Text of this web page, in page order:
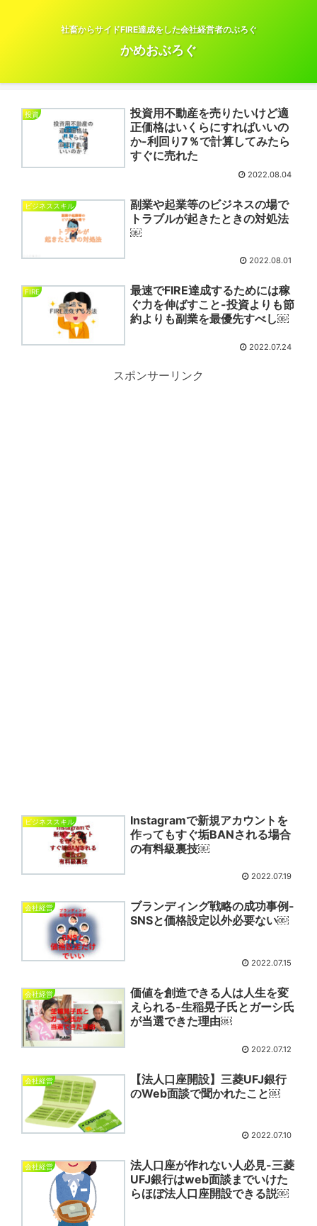
社畜からサイドFIRE達成をした会社経営者のぶろぐ
かめおぶろぐ
投資
投資用不動産を売りたいけど適
正価格はいくらにすればいいの
か-利回り7％で計算してみたら
すぐに売れた
2022.08.04
ビジネススキル
副業や起業等のビジネスの場で
トラブルが起きたときの対処法
￼
2022.08.01
FIRE
最速でFIRE達成するためには稼
ぐ力を伸ばすこと-投資よりも節
約よりも副業を最優先すべし￼
2022.07.24
スポンサーリンク
ビジネススキル
Instagramで新規アカウントを
作ってもすぐ垢BANされる場合
の有料級裏技￼
2022.07.19
会社経営
ブランディング戦略の成功事例-
SNSと価格設定以外必要ない￼
2022.07.15
会社経営
価値を創造できる人は人生を変
えられる-生稲晃子氏とガーシ氏
が当選できた理由￼
2022.07.12
会社経営
【法人口座開設】三菱UFJ銀行
のWeb面談で聞かれたこと￼
2022.07.10
会社経営
法人口座が作れない人必見-三菱
UFJ銀行はweb面談までいけた
らほぼ法人口座開設できる説￼